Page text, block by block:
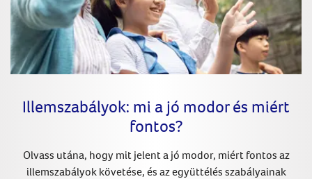
Illemszabályok: mi a jó modor és miért
fontos?
Olvass utána, hogy mit jelent a jó modor, miért fontos az
illemszabályok követése, és az együttélés szabályainak